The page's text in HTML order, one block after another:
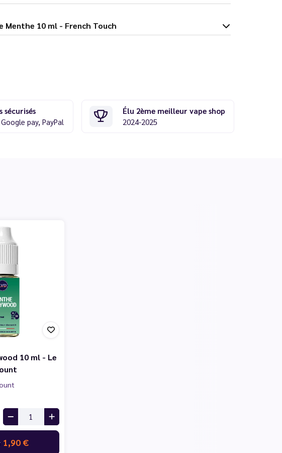
- E liquide Menthe 10 ml - French Touch
sécurisés
pay, PayPal
Élu 2ème meilleur vape shop
2024-2025
10 ml - Le
1,90 €